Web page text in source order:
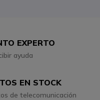
EXPERTO
ayuda
EN STOCK
de telecomunicación